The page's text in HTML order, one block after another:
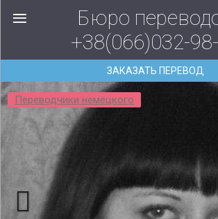
Бюро
+38(066)032-
ЗАКАЗАТЬ ПЕРЕВОД
Переводчики немецкого